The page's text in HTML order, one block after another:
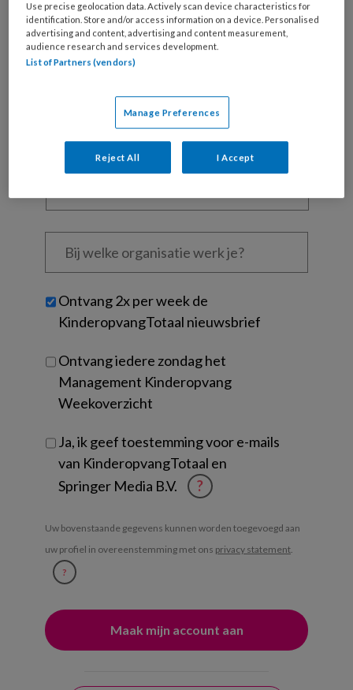
Wat
is
wachtwoord* *
Kies
Bij
welke
je?
Untitled
Ontvang 2x per week de
KinderopvangTotaal nieuwsbrief
Ontvang iedere zondag het
Management Kinderopvang
Weekoverzicht
Ja, ik geef toestemming voor e-mails
van KinderopvangTotaal en
Springer Media B.V.
?
Uw bovenstaande gegevens kunnen worden toegevoegd aan
uw profiel in overeenstemming met ons privacy statement.
?
Use precise geolocation data. Actively scan device characteristics for
identification. Store and/or access information on a device. Personalised
advertising and content, advertising and content measurement,
audience research and services development.
List of Partners (vendors)
Manage Preferences
Reject All I Accept